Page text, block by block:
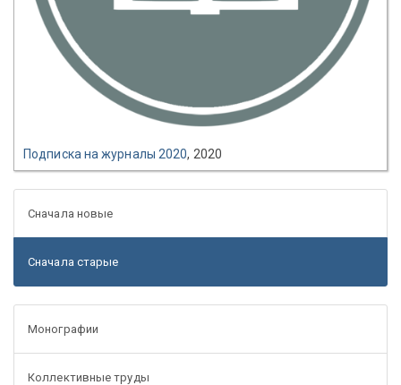
Подписка на журналы 2020, 2020
Сначала новые
Сначала старые
Монографии
Коллективные труды